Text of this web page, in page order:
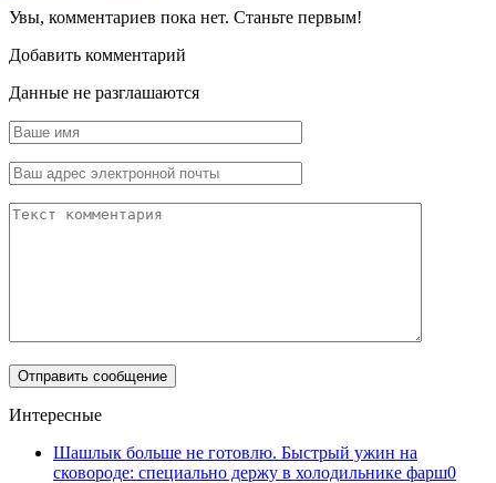
Увы, комментариев пока нет. Станьте первым!
Добавить комментарий
Данные не разглашаются
Интересные
Шашлык больше не готовлю. Быстрый ужин на
сковороде: специально держу в холодильнике фарш0